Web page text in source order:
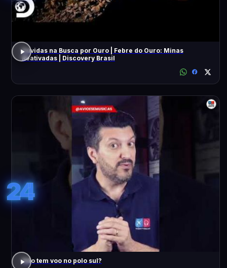
Dúvidas na Busca por Ouro | Febre do Ouro: Minas
Reativadas | Discovery Brasil
24
Não tem voo no polo sul?